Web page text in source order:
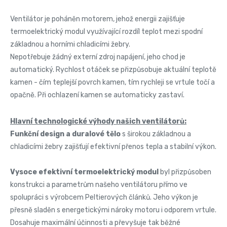
Ventilátor je poháněn motorem, jehož energii zajišťuje
termoelektrický modul využívající rozdíl teplot mezi spodní
základnou a horními chladicími žebry.
Nepotřebuje žádný externí zdroj napájení, jeho chod je
automatický. Rychlost otáček se přizpůsobuje aktuální teplotě
kamen - čím teplejší povrch kamen, tím rychleji se vrtule točí a
opačně. Při ochlazení kamen se automaticky zastaví.
Hlavní technologické výhody našich ventilátorů:
Funkční design a duralové tělos širokou základnou a
chladicími žebry zajišťují efektivní přenos tepla a stabilní výkon.
Vysoce efektivní termoelektrický modul byl přizpůsoben
konstrukci a parametrům našeho ventilátoru přímo ve
spolupráci s výrobcem Peltierových článků. Jeho výkon je
přesně sladěn s energetickými nároky motoru i odporem vrtule.
Dosahuje maximální účinnosti a převyšuje tak běžné